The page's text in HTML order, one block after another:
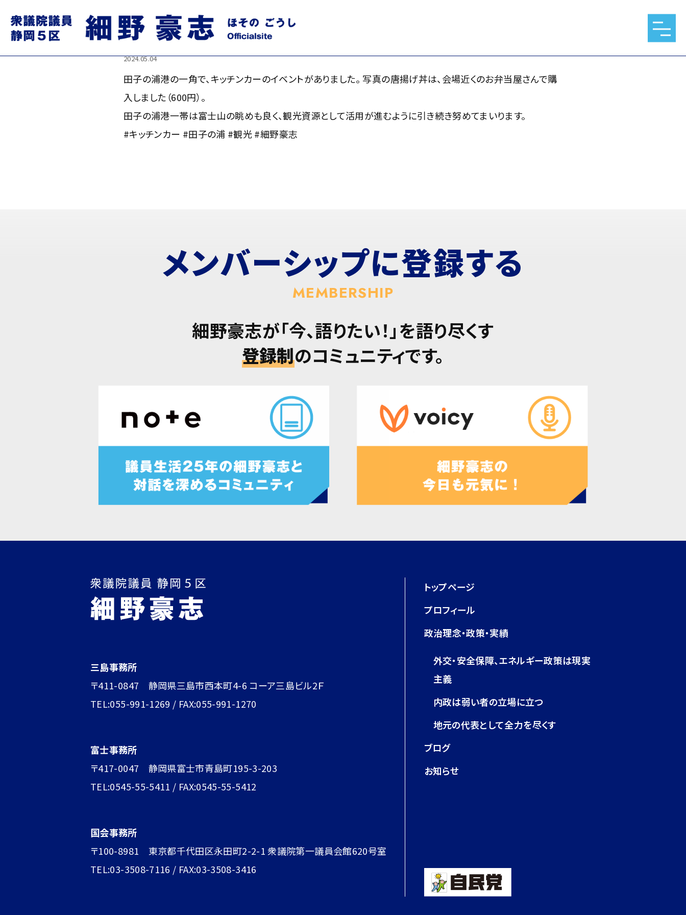
田子の浦港の一角で、キッチンカーのイベントがありました。 写真の唐揚げ丼は、会場近くのお弁当屋さんで購入しました
（600円）。
2024.05.04
田子の浦港の一角で、キッチンカーのイベントがありました。 写真の唐揚げ丼は、会場近くのお弁当屋さんで購
入しました（600円）。
田子の浦港一帯は富士山の眺めも良く、観光資源として活用が進むように引き続き努めてまいります。
#キッチンカー #田子の浦 #観光 #細野豪志
メンバーシップに登録する
MEMBERSHIP
細野豪志が「今、語りたい！」を語り尽くす
登録制のコミュニティです。
三島事務所
〒411-0847 静岡県三島市西本町4-6 コーア三島ビル2Ｆ
TEL:055-991-1269 / FAX:055-991-1270
富士事務所
〒417-0047 静岡県富士市青島町195-3-203
TEL:0545-55-5411 / FAX:0545-55-5412
国会事務所
〒100-8981 東京都千代田区永田町2-2-1 衆議院第一議員会館620号室
TEL:03-3508-7116 / FAX:03-3508-3416
トップページ
プロフィール
政治理念・政策・実績
外交・安全保障、エネルギー政策は現実
主義
内政は弱い者の立場に立つ
地元の代表として全力を尽くす
ブログ
お知らせ